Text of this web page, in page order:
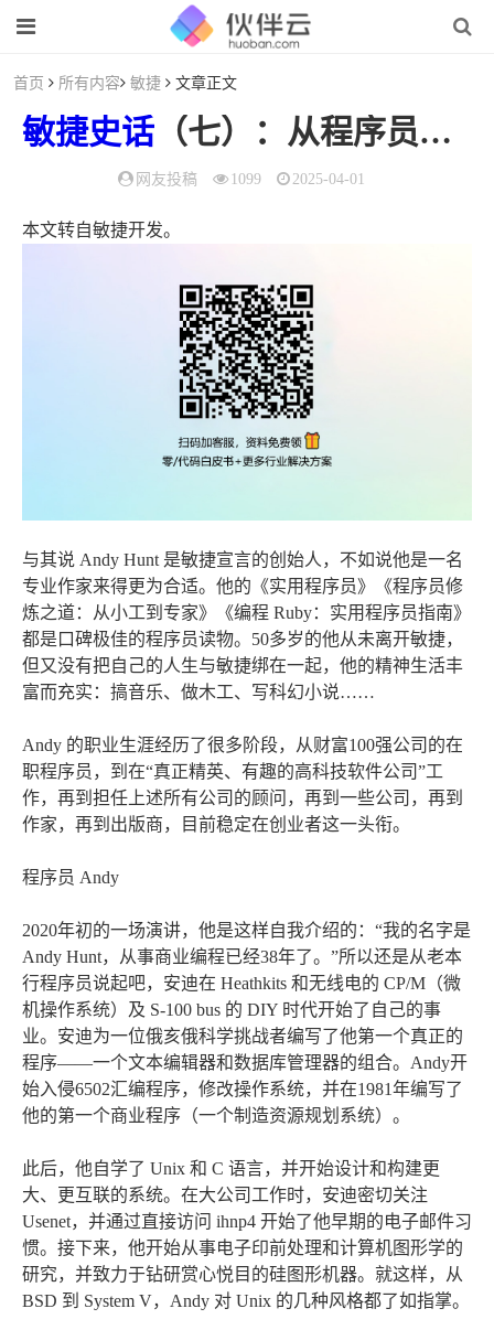
首页 所有内容 敏捷 文章正文
敏捷史话 （七）：从程序员、作家到摇滚乐手——Andy Hunt的多面人生
网友投稿 1099 2025-04-01
本文转自敏捷开发。
与其说 Andy Hunt 是敏捷宣言的创始人，不如说他是一名
专业作家来得更为合适。他的《实用程序员》《程序员修
炼之道：从小工到专家》《编程 Ruby：实用程序员指南》
都是口碑极佳的程序员读物。50多岁的他从未离开敏捷，
但又没有把自己的人生与敏捷绑在一起，他的精神生活丰
富而充实：搞音乐、做木工、写科幻小说……
Andy 的职业生涯经历了很多阶段，从财富100强公司的在
职程序员，到在“真正精英、有趣的高科技软件公司”工
作，再到担任上述所有公司的顾问，再到一些公司，再到
作家，再到出版商，目前稳定在创业者这一头衔。
程序员 Andy
2020年初的一场演讲，他是这样自我介绍的：“我的名字是
Andy Hunt，从事商业编程已经38年了。”所以还是从老本
行程序员说起吧，安迪在 Heathkits 和无线电的 CP/M（微
机操作系统）及 S-100 bus 的 DIY 时代开始了自己的事
业。安迪为一位俄亥俄科学挑战者编写了他第一个真正的
程序——一个文本编辑器和数据库管理器的组合。Andy开
始入侵6502汇编程序，修改操作系统，并在1981年编写了
他的第一个商业程序（一个制造资源规划系统）。
此后，他自学了 Unix 和 C 语言，并开始设计和构建更
大、更互联的系统。在大公司工作时，安迪密切关注
Usenet，并通过直接访问 ihnp4 开始了他早期的电子邮件习
惯。接下来，他开始从事电子印前处理和计算机图形学的
研究，并致力于钻研赏心悦目的硅图形机器。就这样，从
BSD 到 System V，Andy 对 Unix 的几种风格都了如指掌。